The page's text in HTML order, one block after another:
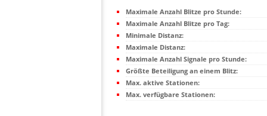
Maximale Anzahl Blitze pro Stunde:
Maximale Anzahl Blitze pro Tag:
Minimale Distanz:
Maximale Distanz:
Maximale Anzahl Signale pro Stunde:
Größte Beteiligung an einem Blitz:
Max. aktive Stationen:
Max. verfügbare Stationen: